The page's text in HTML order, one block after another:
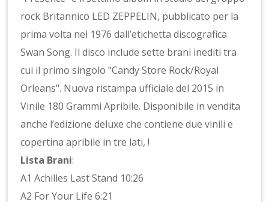
rock Britannico LED ZEPPELIN, pubblicato per la
prima volta nel 1976 dall’etichetta discografica
Swan Song. Il disco include sette brani inediti tra
cui il primo singolo "Candy Store Rock/Royal
Orleans". Nuova ristampa ufficiale del 2015 in
Vinile 180 Grammi Apribile. Disponibile in vendita
anche l’edizione deluxe che contiene due vinili e
copertina apribile in tre lati, !
Lista Brani:
A1 Achilles Last Stand 10:26
A2 For Your Life 6:21